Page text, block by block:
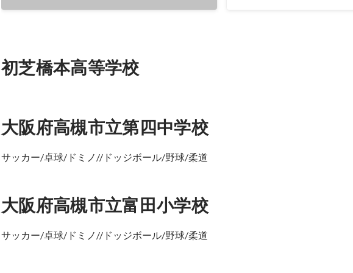
初芝橋本高等学校
大阪府高槻市立第四中学校
サッカー/卓球/ドミノ//ドッジボール/野球/柔道
大阪府高槻市立富田小学校
サッカー/卓球/ドミノ//ドッジボール/野球/柔道